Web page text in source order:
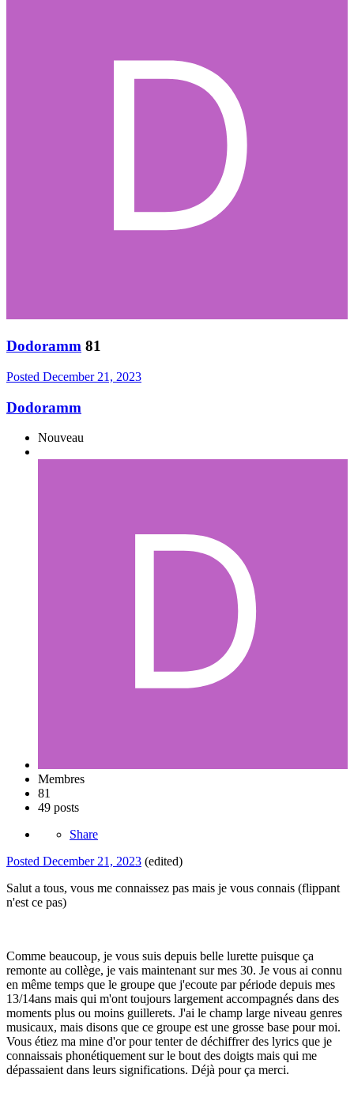
Dodoramm 81
Posted December 21, 2023
Dodoramm
Nouveau
Membres
81
49 posts
Share
Posted December 21, 2023 (edited)
Salut a tous, vous me connaissez pas mais je vous connais (flippant
n'est ce pas)
Comme beaucoup, je vous suis depuis belle lurette puisque ça
remonte au collège, je vais maintenant sur mes 30. Je vous ai connu
en même temps que le groupe que j'ecoute par période depuis mes
13/14ans mais qui m'ont toujours largement accompagnés dans des
moments plus ou moins guillerets. J'ai le champ large niveau genres
musicaux, mais disons que ce groupe est une grosse base pour moi.
Vous étiez ma mine d'or pour tenter de déchiffrer des lyrics que je
connaissais phonétiquement sur le bout des doigts mais qui me
dépassaient dans leurs significations. Déjà pour ça merci.